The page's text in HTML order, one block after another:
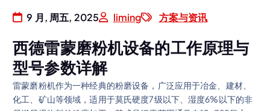
9 月, 周五, 2025 liming 方案与资讯
西德雷蒙磨粉机设备的工作原理与
型号参数详解
雷蒙磨粉机作为一种经典的粉磨设备，广泛应用于冶金、建材、
化工、矿山等领域，适用于莫氏硬度7级以下、湿度6%以下的非